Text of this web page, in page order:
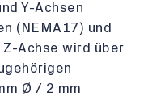
Y-Achsen
(NEMA17) und
Achse wird über
Ø / 2 mm